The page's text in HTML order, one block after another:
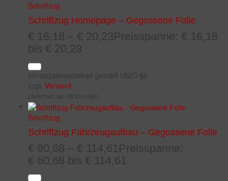
Schriftzug
Schriftzug Homepage – Gegossene Folie
€ 16,18 – € 20,23Preisspanne: € 16,18
bis € 20,23
Umsatzsteuerbefreit gemäß UStG §6
zzgl. Versand
Lieferzeit: ca. 48 Stunden
Schriftzug
Schriftzug Fahrzeugaufbau – Gegossene Folie
€ 60,68 – € 114,61 Preisspanne:
€ 60,68 bis € 114,61